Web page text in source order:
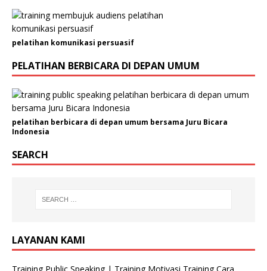
m
i
n
N
a
m
a
pelatihan komunikasi persuasif
PELATIHAN BERBICARA DI DEPAN UMUM
pelatihan berbicara di depan umum bersama Juru Bicara
Indonesia
SEARCH
LAYANAN KAMI